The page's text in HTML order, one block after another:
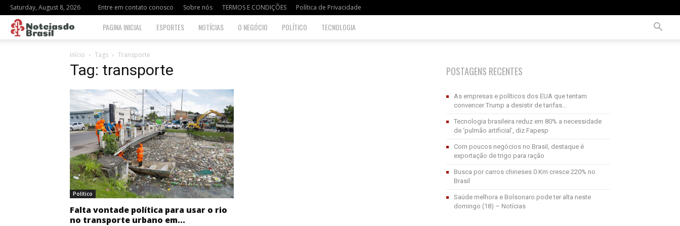
Saturday, August 8, 2026 Entre em contato conosco Sobre nós TERMOS E CONDIÇÕES Política de Privacidade
Notciasdo
Brasil
PAGINA INICIAL ESPORTES NOTÍCIAS O NEGÓCIO POLÍTICO TECNOLOGIA
Início Tags Transporte
Tag: transporte
Político
Falta vontade política para usar o rio
no transporte urbano em...
POSTAGENS RECENTES
As empresas e políticos dos EUA que tentam
convencer Trump a desistir de tarifas...
Tecnologia brasileira reduz em 80% a necessidade
de ‘pulmão artificial’, diz Fapesp
Com poucos negócios no Brasil, destaque é
exportação de trigo para ração
Busca por carros chineses 0 Km cresce 220% no
Brasil
Saúde melhora e Bolsonaro pode ter alta neste
domingo (18) – Notícias